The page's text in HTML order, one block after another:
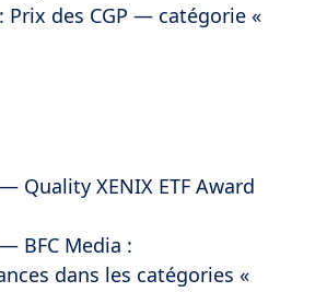
Prix des CGP — catégorie «
Quality XENIX ETF Award
BFC Media :
dans les catégories «